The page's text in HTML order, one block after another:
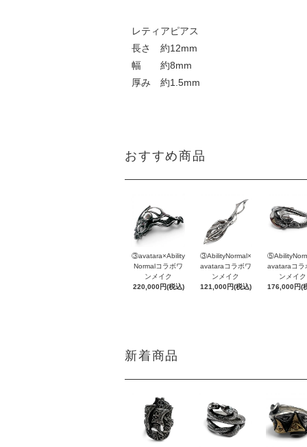
レティアピアス
長さ 約12mm
幅 約8mm
厚み 約1.5mm
おすすめ商品
③avatara×Ability
Normalコラボワ
ンメイク
220,000円(税込)
③AbilityNormal×
avataraコラボワ
ンメイク
121,000円(税込)
avataraコラ
ンメイク
176,000円(
新着商品